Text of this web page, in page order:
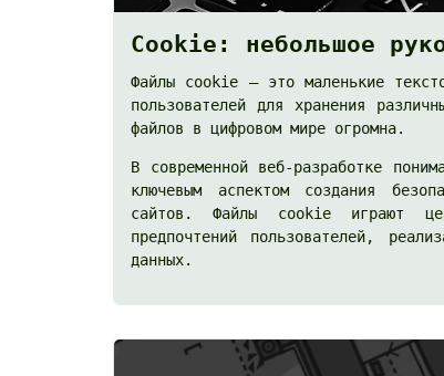
Cookie: небольшое
Файлы cookie — это маленькие
пользователей для хранения
файлов в цифровом мире огромна.
В современной веб-разработке
ключевым аспектом создания
сайтов. Файлы cookie играют
предпочтений пользователей,
данных.